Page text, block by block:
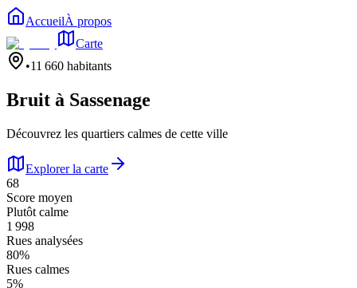
AccueilÀ propos
Carte
•11 660 habitants
Bruit à Sassenage
Découvrez les quartiers calmes de cette ville
Explorer la carte
68
Score moyen
Plutôt calme
1 998
Rues analysées
80%
Rues calmes
5%